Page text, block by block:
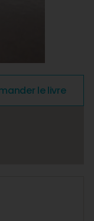
le livre